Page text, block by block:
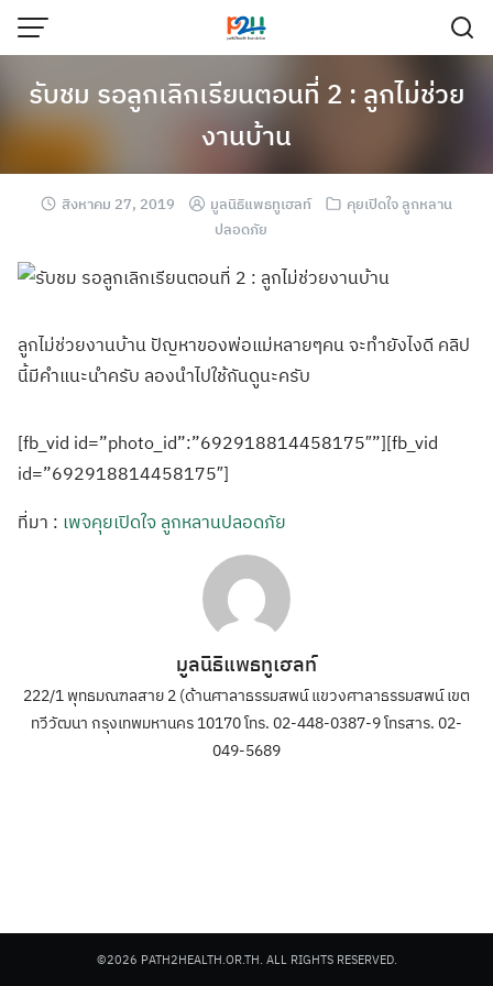
รับชม รอลูกเลิกเรียนตอนที่ 2 : ลูกไม่ช่วย
งานบ้าน
สิงหาคม 27, 2019 มูลนิธิแพธทูเฮลท์
คุยเปิดใจ ลูกหลาน
ปลอดภัย
ลูกไม่ช่วยงานบ้าน ปัญหาของพ่อแม่หลายๆคน จะทำยังไงดี คลิป
นี้มีคำแนะนำครับ ลองนำไปใช้กันดูนะครับ
[fb_vid id=”photo_id”:”692918814458175″”][fb_vid
id=”692918814458175″]
ที่มา : เพจคุยเปิดใจ ลูกหลานปลอดภัย
มูลนิธิแพธทูเฮลท์
222/1 พุทธมณฑลสาย 2 (ด้านศาลาธรรมสพน์ แขวงศาลาธรรมสพน์ เขต
ทวีวัฒนา กรุงเทพมหานคร 10170 โทร. 02-448-0387-9 โทรสาร. 02-
049-5689
©2026 PATH2HEALTH.OR.TH. ALL RIGHTS RESERVED.